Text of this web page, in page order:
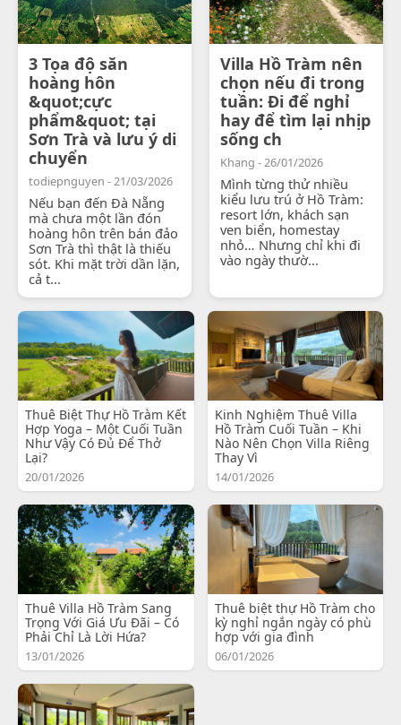
3 Tọa độ săn
hoàng hôn
&quot;cực
phẩm&quot; tại
Sơn Trà và lưu ý di
chuyển
todiepnguyen - 21/03/2026
Nếu bạn đến Đà Nẵng
mà chưa một lần đón
hoàng hôn trên bán đảo
Sơn Trà thì thật là thiếu
sót. Khi mặt trời dần lặn,
cả t...
Villa Hồ Tràm nên
chọn nếu đi trong
tuần: Đi để nghỉ
hay để tìm lại nhịp
sống ch
Khang - 26/01/2026
Mình từng thử nhiều
kiểu lưu trú ở Hồ Tràm:
resort lớn, khách sạn
ven biển, homestay
nhỏ… Nhưng chỉ khi đi
vào ngày thườ...
Thuê Biệt Thự Hồ Tràm Kết
Hợp Yoga – Một Cuối Tuần
Như Vậy Có Đủ Để Thở
Lại?
20/01/2026
Kinh Nghiệm Thuê Villa
Hồ Tràm Cuối Tuần – Khi
Nào Nên Chọn Villa Riêng
Thay Vì
14/01/2026
Thuê Villa Hồ Tràm Sang
Trọng Với Giá Ưu Đãi – Có
Phải Chỉ Là Lời Hứa?
13/01/2026
Thuê biệt thự Hồ Tràm cho
kỳ nghỉ ngắn ngày có phù
hợp với gia đình
06/01/2026